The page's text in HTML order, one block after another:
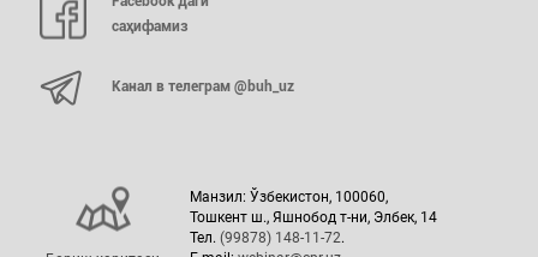
саҳифамиз
Канал в телеграм @buh_uz
Манзил: Ўзбекистон, 100060,
Тошкент ш., Яшнобод т-ни, Элбек, 14
Тел. (99878) 148-11-72.